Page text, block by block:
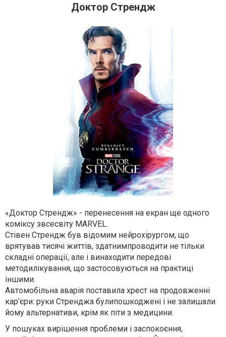
Доктор Стрендж
«Доктор Стрендж» - перенесення на екран ще одного
коміксу звсесвіту MARVEL.
Стівен Стрендж був відомим нейрохірургом, що
врятував тисячі життів, здатнимпроводити не тільки
складні операції, але і винаходити передові
методилікування, що застосовуються на практиці
іншими.
Автомобільна аварія поставила хрест на продовженні
кар’єри: руки Стренджа булипошкоджені і не залишали
йому альтернативи, крім як піти з медицини.
У пошуках вирішення проблеми і заспокоєння,